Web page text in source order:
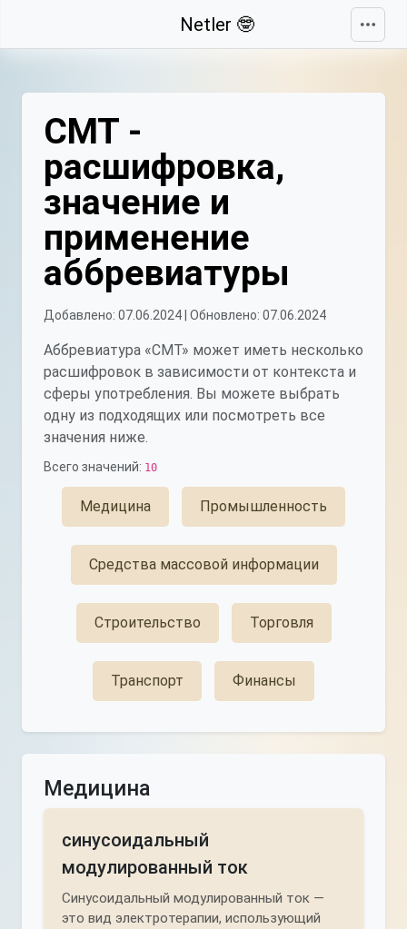
Netler 🤓
СМТ -
расшифровка,
значение и
применение
аббревиатуры
Добавлено: 07.06.2024 | Обновлено: 07.06.2024
Аббревиатура «СМТ» может иметь несколько
расшифровок в зависимости от контекста и
сферы употребления. Вы можете выбрать
одну из подходящих или посмотреть все
значения ниже.
Всего значений: 10
Медицина Промышленность
Средства массовой информации
Строительство Торговля
Транспорт Финансы
Медицина
синусоидальный
модулированный ток
Синусоидальный модулированный ток —
это вид электротерапии, использующий